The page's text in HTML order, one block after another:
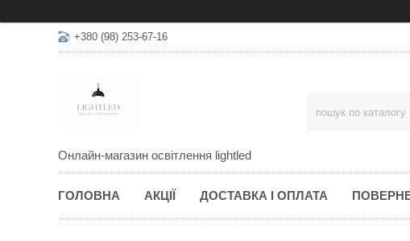
+380 (98) 253-67-16
Онлайн-магазин освітлення lightled
ГОЛОВНА АКЦІЇ ДОСТАВКА І ОПЛАТА